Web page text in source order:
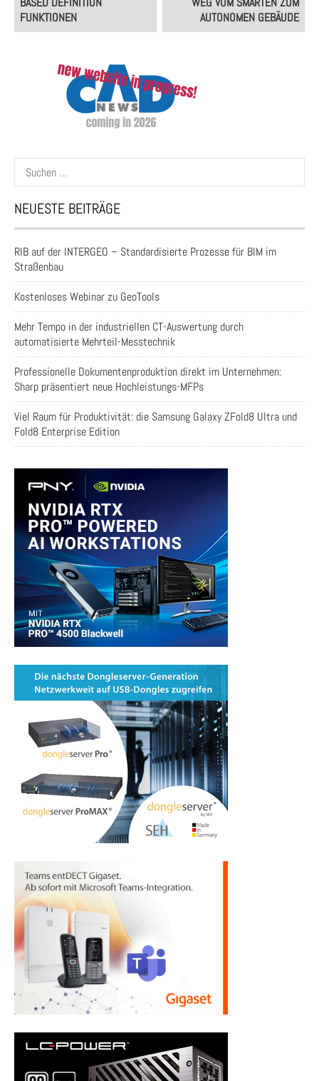
FUNKTIONEN
AUTONOMEN GEBÄUDE
Suchen
nach:
NEUESTE BEITRÄGE
RIB auf der INTERGEO – Standardisierte Prozesse für BIM im
Straßenbau
Kostenloses Webinar zu GeoTools
Mehr Tempo in der industriellen CT-Auswertung durch
automatisierte Mehrteil-Messtechnik
Professionelle Dokumentenproduktion direkt im Unternehmen:
Sharp präsentiert neue Hochleistungs-MFPs
Viel Raum für Produktivität: die Samsung Galaxy ZFold8 Ultra und
Fold8 Enterprise Edition